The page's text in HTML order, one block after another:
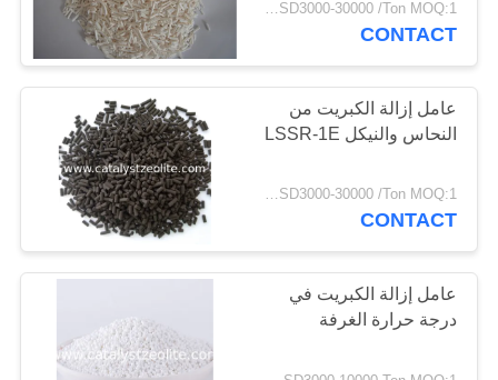
USD3000-30000 /Ton MOQ:1 كغم
CONTACT
عامل إزالة الكبريت من
النحاس والنيكل LSSR-1E
USD3000-30000 /Ton MOQ:1 كغم
CONTACT
عامل إزالة الكبريت في
درجة حرارة الغرفة